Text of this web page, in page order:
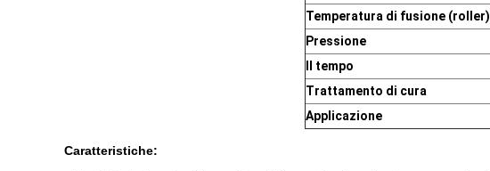
Temperatura di fusione (roller)
Pressione
Il tempo
Trattamento di cura
Applicazione
Caratteristiche: